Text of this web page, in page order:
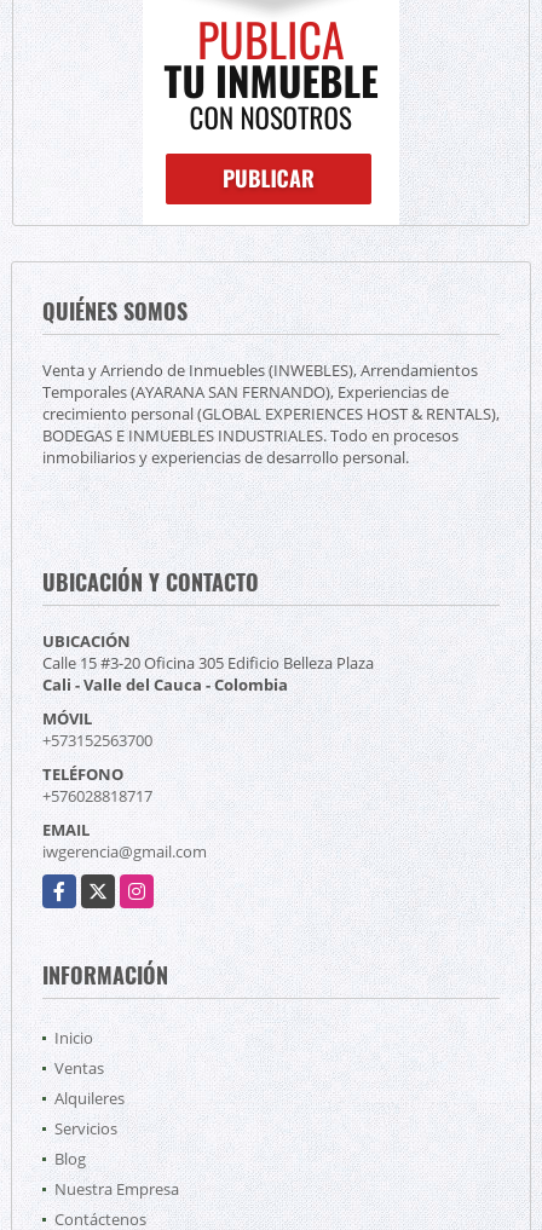
QUIÉNES SOMOS
Venta y Arriendo de Inmuebles (INWEBLES), Arrendamientos
Temporales (AYARANA SAN FERNANDO), Experiencias de
crecimiento personal (GLOBAL EXPERIENCES HOST & RENTALS),
BODEGAS E INMUEBLES INDUSTRIALES. Todo en procesos
inmobiliarios y experiencias de desarrollo personal.
UBICACIÓN Y CONTACTO
UBICACIÓN
Calle 15 #3-20 Oficina 305 Edificio Belleza Plaza
Cali - Valle del Cauca - Colombia
MÓVIL
+573152563700
TELÉFONO
+576028818717
EMAIL
iwgerencia@gmail.com
Facebook
X Instagram
INFORMACIÓN
Inicio
Ventas
Alquileres
Servicios
Blog
Nuestra Empresa
Contáctenos